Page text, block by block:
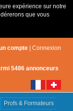
expérience sur notre
que vous
compte | Connexion
5486 annonceurs
Profs & Formateurs